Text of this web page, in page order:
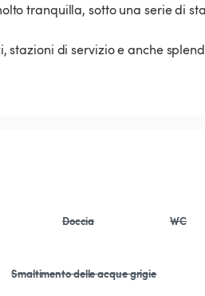
tranquilla, sotto una serie di
stazioni di servizio e anche
Doccia WC
Smaltimento delle acque grigie